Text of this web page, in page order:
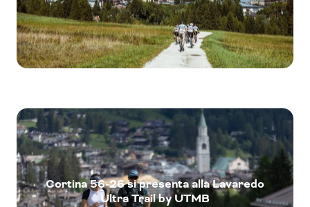
Cortina 56-26 si presenta alla Lavaredo
Ultra Trail by UTMB